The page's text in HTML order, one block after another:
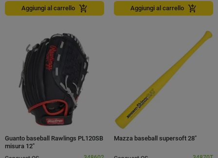
Aggiungi al carrello add_shopping_cart Aggiungi al carrello add_shopping_cart
Guanto baseball Rawlings PL120SB
misura 12"
Mazza baseball supersoft 28"